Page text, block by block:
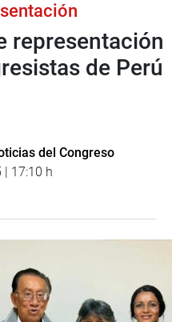
representación
de Perú
del Congreso
| 17:10 h